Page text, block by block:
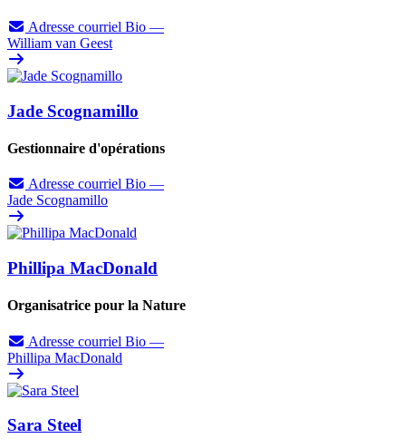
Adresse courriel Bio —
William van Geest
Jade Scognamillo
Gestionnaire d'opérations
Adresse courriel Bio —
Jade Scognamillo
Phillipa MacDonald
Organisatrice pour la Nature
Adresse courriel Bio —
Phillipa MacDonald
Sara Steel